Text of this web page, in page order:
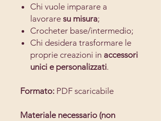
Chi vuole imparare a
lavorare su misura;
Crocheter base/intermedio;
Chi desidera trasformare le
proprie creazioni in accessori
unici e personalizzati.
Formato: PDF scaricabile
Materiale necessario (non